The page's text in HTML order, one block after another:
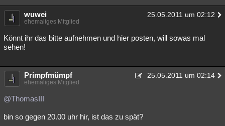
wuwei 25.05.2011 um 02:12
ehemaliges Mitglied
Könnt ihr das bitte aufnehmen und hier posten, will sowas mal
sehen!
Primpfmümpf 25.05.2011 um 02:14
ehemaliges Mitglied
@ThomasIII
bin so gegen 20.00 uhr hir, ist das zu spät?